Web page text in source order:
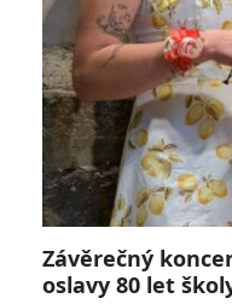
Závěrečný
oslavy 80 let